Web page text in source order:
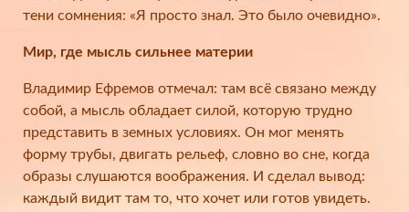
тени сомнения: «Я просто знал. Это было очевидно».
Мир, где мысль сильнее материи
Владимир Ефремов отмечал: там всё связано между
собой, а мысль обладает силой, которую трудно
представить в земных условиях. Он мог менять
форму трубы, двигать рельеф, словно во сне, когда
образы слушаются воображения. И сделал вывод:
каждый видит там то, что хочет или готов увидеть.